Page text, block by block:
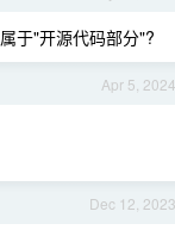
于"开源代码部分"?
Apr 5, 2024
Dec 12, 2023